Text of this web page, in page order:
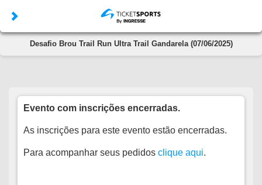
Desafio Brou Trail Run Ultra Trail Gandarela (07/06/2025)
Evento com inscrições encerradas.
As inscrições para este evento estão encerradas.
Para acompanhar seus pedidos clique aqui.